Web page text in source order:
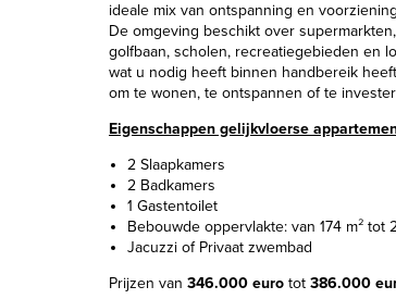
ideale mix van ontspanning en
De omgeving beschikt over
golfbaan, scholen, recreatiegebieden en
wat u nodig heeft binnen handbereik
om te wonen, te ontspannen of te
Eigenschappen gelijkvloerse
2 Slaapkamers
2 Badkamers
1 Gastentoilet
Bebouwde oppervlakte: van 174 m² tot
Jacuzzi of Privaat zwembad
Prijzen van 346.000 euro tot 386.000